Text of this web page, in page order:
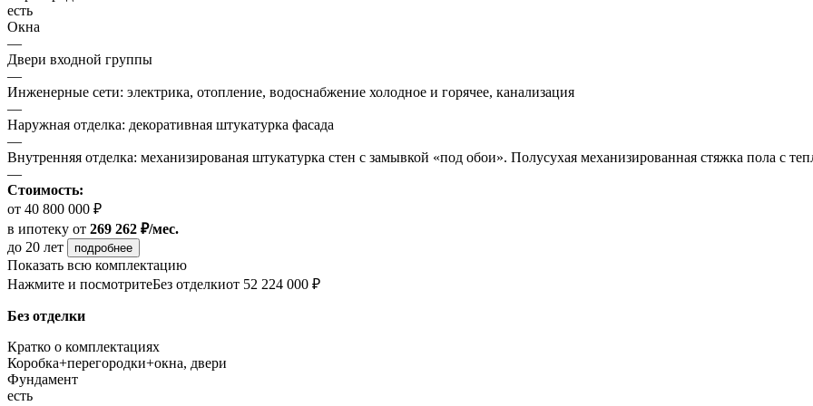
есть
Окна
—
Двери входной группы
—
Инженерные сети: электрика, отопление, водоснабжение холодное и горячее, канализация
—
Наружная отделка: декоративная штукатурка фасада
—
Внутренняя отделка: механизированая штукатурка стен с замывкой «под обои». Полусухая механизированная стяжка пола с
—
Стоимость:
от 40 800 000 ₽
в ипотеку от 269 262 ₽/мес.
до 20 лет
подробнее
Показать всю комплектацию
Нажмите и посмотритеБез отделкиот 52 224 000 ₽
Без отделки
Кратко о комплектациях
Коробка+перегородки+окна, двери
Фундамент
есть